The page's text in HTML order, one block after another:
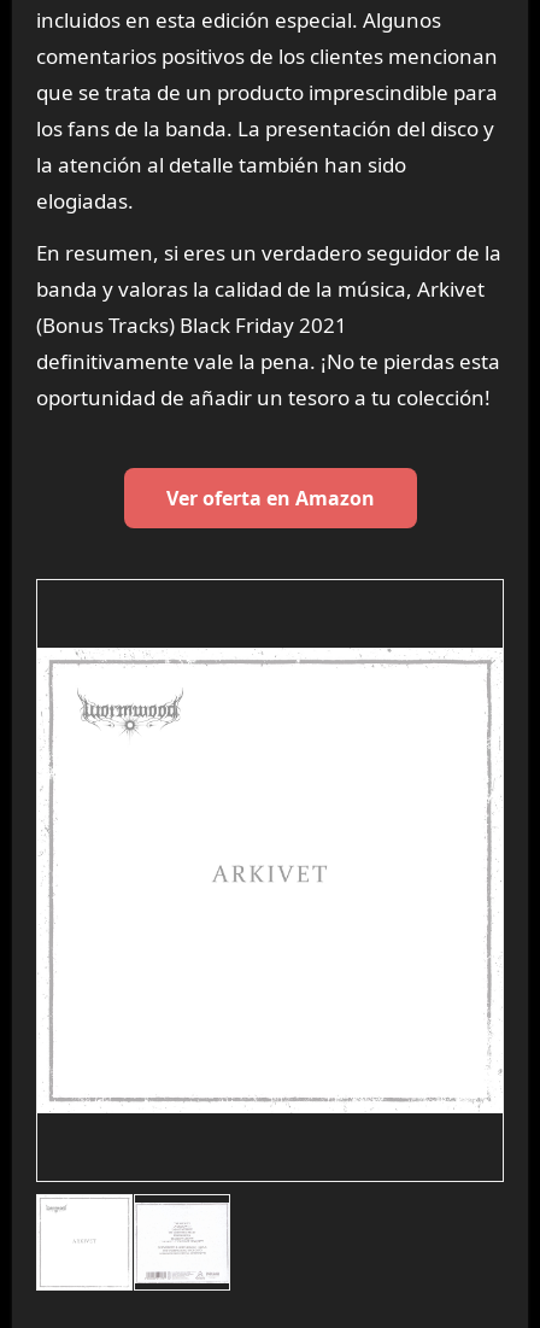
incluidos en esta edición especial. Algunos
comentarios positivos de los clientes mencionan
que se trata de un producto imprescindible para
los fans de la banda. La presentación del disco y
la atención al detalle también han sido
elogiadas.
En resumen, si eres un verdadero seguidor de la
banda y valoras la calidad de la música, Arkivet
(Bonus Tracks) Black Friday 2021
definitivamente vale la pena. ¡No te pierdas esta
oportunidad de añadir un tesoro a tu colección!
Ver oferta en Amazon